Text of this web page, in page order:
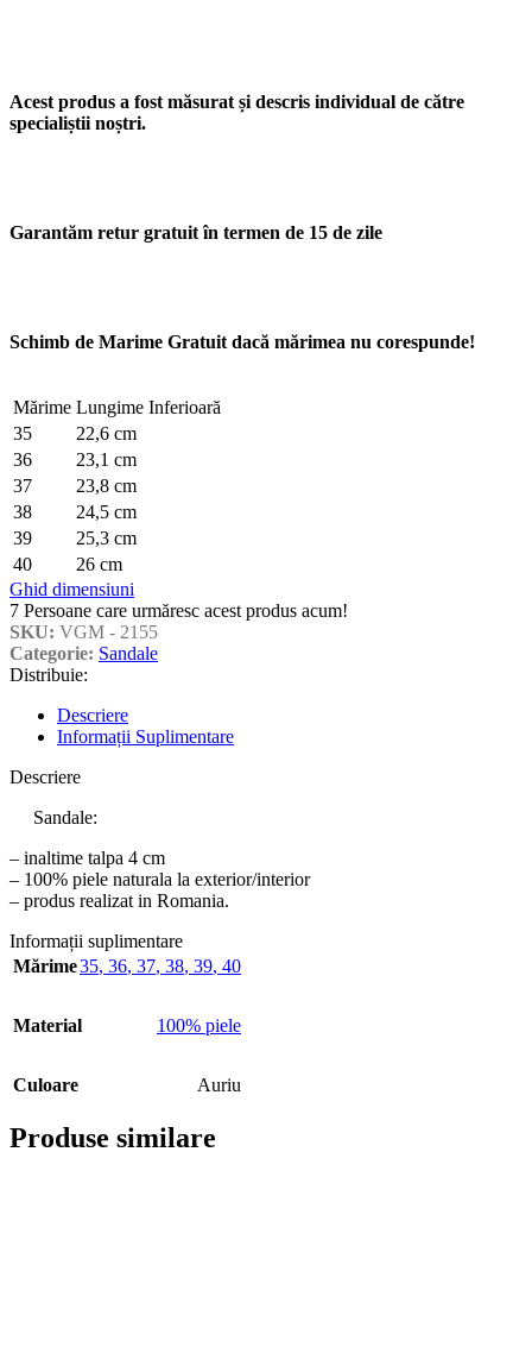
Acest produs a fost măsurat și descris individual de către
specialiștii noștri.
Garantăm retur gratuit în termen de 15 de zile
Schimb de Marime Gratuit dacă mărimea nu corespunde!
Mărime Lungime Inferioară
35
22,6 cm
36
23,1 cm
37
23,8 cm
38
24,5 cm
39
25,3 cm
40
26 cm
Ghid dimensiuni
7 Persoane care urmăresc acest produs acum!
SKU: VGM - 2155
Categorie: Sandale
Distribuie:
Descriere
Informații Suplimentare
Descriere
Sandale:
– inaltime talpa 4 cm
– 100% piele naturala la exterior/interior
– produs realizat in Romania.
Informații suplimentare
Mărime35, 36, 37, 38, 39, 40
Material 100% piele
Culoare Auriu
Produse similare